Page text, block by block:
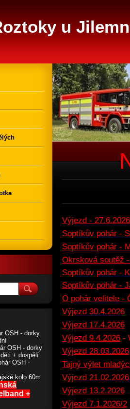
u
Výjezd - 27.6.2026
Soptíkův pohár -
Soptíkův pohár -
Okrsková soutěž
Soptíkův pohár -
Soptíkův pohár -
O pohár velitele -
Výjezd 30.4.2026
Výjezd 17.4.2026
Výjezd 9.4.2026 -
Výjezd 28.03.2026
Tajný výlet
Výjezd 21.02.2026
Výjezd 13.2.2026
Výjezd 7.1.2026/2
OSH - dorky
OSH - dorky
+ dospělí
OSH -
kolo 60m
+